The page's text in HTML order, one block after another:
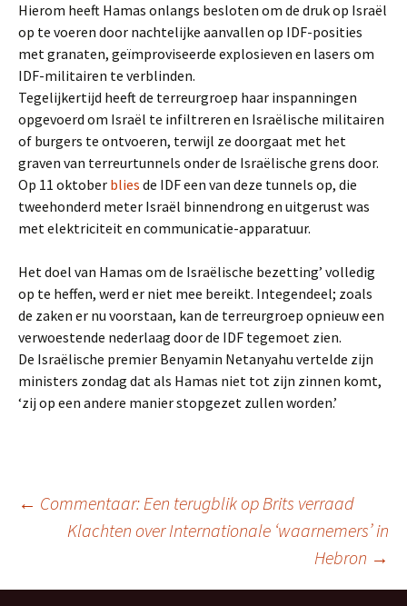
Hierom heeft Hamas onlangs besloten om de druk op Israël
op te voeren door nachtelijke aanvallen op IDF-posities
met granaten, geïmproviseerde explosieven en lasers om
IDF-militairen te verblinden.
Tegelijkertijd heeft de terreurgroep haar inspanningen
opgevoerd om Israël te infiltreren en Israëlische militairen
of burgers te ontvoeren, terwijl ze doorgaat met het
graven van terreurtunnels onder de Israëlische grens door.
Op 11 oktober blies de IDF een van deze tunnels op, die
tweehonderd meter Israël binnendrong en uitgerust was
met elektriciteit en communicatie-apparatuur.
Het doel van Hamas om de Israëlische bezetting’ volledig
op te heffen, werd er niet mee bereikt. Integendeel; zoals
de zaken er nu voorstaan, kan de terreurgroep opnieuw een
verwoestende nederlaag door de IDF tegemoet zien.
De Israëlische premier Benyamin Netanyahu vertelde zijn
ministers zondag dat als Hamas niet tot zijn zinnen komt,
‘zij op een andere manier stopgezet zullen worden.’
Berichtnavigatie
← Commentaar: Een terugblik op Brits verraad
Klachten over Internationale ‘waarnemers’ in
Hebron →